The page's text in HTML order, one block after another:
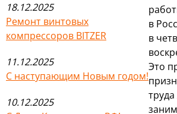
18.12.2025
Ремонт винтовых
компрессоров BITZER
11.12.2025
С наступающим Новым годом!
10.12.2025
в
в
Это